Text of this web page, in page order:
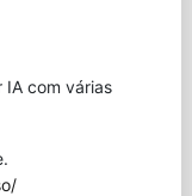
com várias